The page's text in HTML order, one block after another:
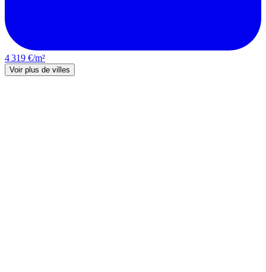
4 319 €/m²
Voir plus de villes